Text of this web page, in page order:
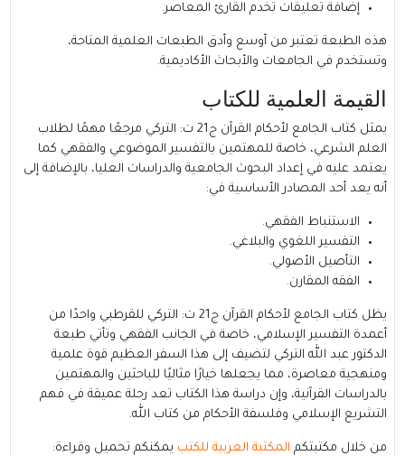
إضافة تعليقات تخدم القارئ المعاصر.
هذه الطبعة تعتبر من أوسع وأدق الطبعات العلمية المتاحة،
وتستخدم في الجامعات والأبحاث الأكاديمية.
القيمة العلمية للكتاب
يمثل كتاب الجامع لأحكام القرآن ج21 ت: التركي مرجعًا مهمًا لطلاب
العلم الشرعي، خاصة للمهتمين بالتفسير الموضوعي والفقهي كما
يعتمد عليه في إعداد البحوث الجامعية والدراسات العليا، بالإضافة إلى
أنه يعد أحد المصادر الأساسية في:
الاستنباط الفقهي.
التفسير اللغوي والبلاغي.
التأصيل الأصولي.
الفقه المقارن.
يظل كتاب الجامع لأحكام القرآن ج21 ت: التركي للقرطبي واحدًا من
أعمدة التفسير الإسلامي، خاصة في الجانب الفقهي وتأتي طبعة
الدكتور عبد الله التركي لتضيف إلى هذا السفر العظيم قوة علمية
ومنهجية معاصرة، مما يجعلها خيارًا مثاليًا للباحثين والمهتمين
بالدراسات القرآنية، وإن دراسة هذا الكتاب تعد رحلة عميقة في فهم
التشريع الإسلامي وفلسفة الأحكام من كتاب الله.
من خلال مكتبتكم المكتبة العربية للكتب يمكنكم تحميل وقراءة: